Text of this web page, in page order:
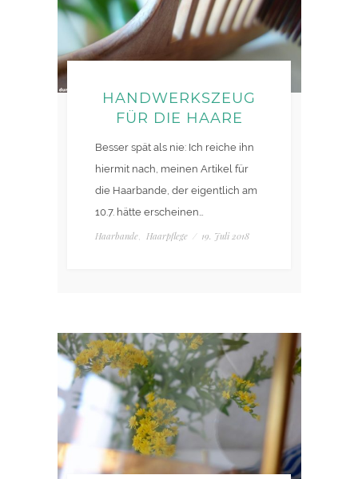
HANDWERKSZEUG
FÜR DIE HAARE
Besser spät als nie: Ich reiche ihn
hiermit nach, meinen Artikel für
die Haarbande, der eigentlich am
10.7. hätte erscheinen…
Haarbande, Haarpflege / 19. Juli 2018